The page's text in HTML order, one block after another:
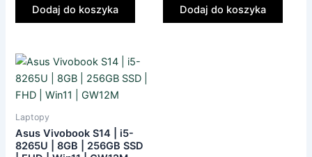
Dodaj do koszyka Dodaj do koszyka
Laptopy
Asus Vivobook S14 | i5-
8265U | 8GB | 256GB SSD